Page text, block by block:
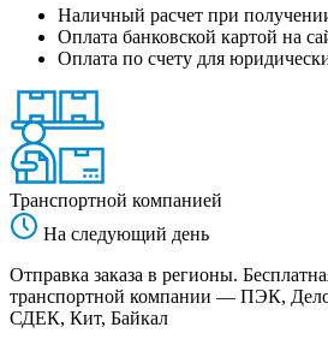
Наличный расчет при
Оплата банковской картой на
Оплата по счету для
Транспортной компанией
На следующий день
Отправка заказа в регионы.
транспортной компании — ПЭК,
СДЕК, Кит, Байкал